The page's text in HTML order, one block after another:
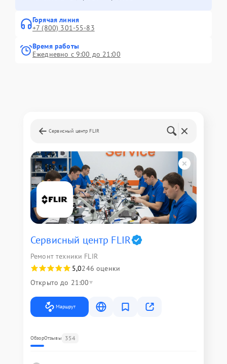
Горячая линия
+7 (800) 301-55-83
Время работы
Ежедневно с 9:00 до 21:00
Сервисный центр FLIR
Сервисный центр FLIR
Ремонт техники FLIR
5,0246 оценки
Открыто до 21:00
Маршрут
ОбзорОтзывы 354